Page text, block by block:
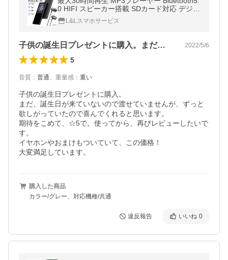
0 HIFI スピーカー搭載 SDカード対応 デジタ
ルオーディオプレーヤー 録音 FMラジオ 32
GB内蔵 最大128GB拡張
L&Lスマホサービス
子供の誕生日プレゼントに購入。まだ、誕… 2022/5/6
5
音質 ： 普通、 重量感 ： 重い
子供の誕生日プレゼントに購入。
まだ、誕生日が来ていないので渡せていませんが、ずっと
欲しがっていたので喜んでくれると思います。
期待をこめて、☆5で。使ってから、再びレビューしたいで
す。
イヤホンやおまけもついていて、この価格！
大変満足しています。
購入した商品
カラー/グレー、対応機種/共通
違反報告 いいね 0